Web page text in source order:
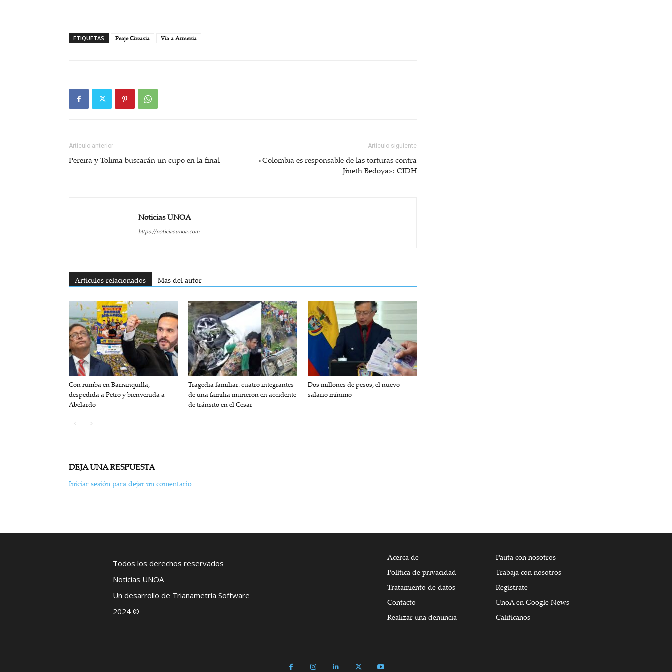
ETIQUETAS Peaje Circasia Vía a Armenia
Artículo anterior
Pereira y Tolima buscarán un cupo en la final
Artículo siguiente
«Colombia es responsable de las torturas contra
Jineth Bedoya»: CIDH
Noticias UNOA
https://noticiasunoa.com
Artículos relacionados Más del autor
Con rumba en Barranquilla,
despedida a Petro y bienvenida a
Abelardo
Tragedia familiar: cuatro integrantes
de una familia murieron en accidente
de tránsito en el Cesar
Dos millones de pesos, el nuevo
salario mínimo
DEJA UNA RESPUESTA
Iniciar sesión para dejar un comentario
Todos los derechos reservados
Noticias UNOA
Un desarrollo de Trianametria Software
2024 ©
Acerca de
Política de privacidad
Tratamiento de datos
Contacto
Realizar una denuncia
Pauta con nosotros
Trabaja con nosotros
Regístrate
UnoA en Google News
Califícanos